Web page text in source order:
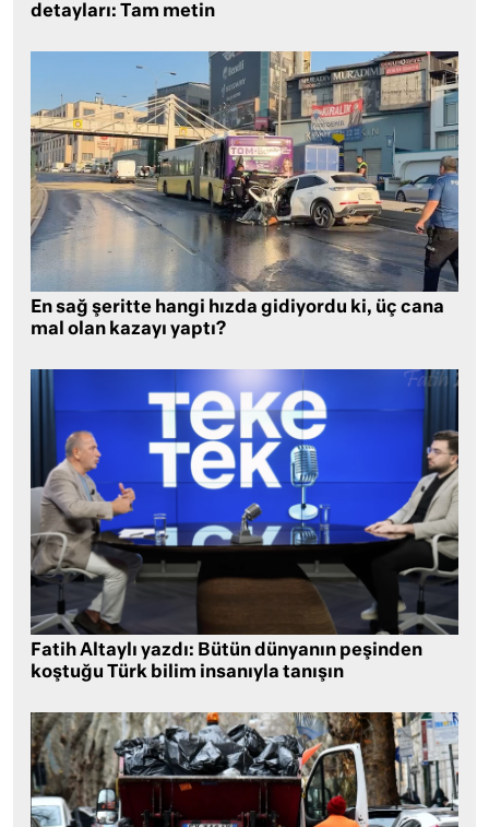
detayları: Tam metin
En sağ şeritte hangi hızda gidiyordu ki, üç cana
mal olan kazayı yaptı?
Fatih Altaylı yazdı: Bütün dünyanın peşinden
koştuğu Türk bilim insanıyla tanışın